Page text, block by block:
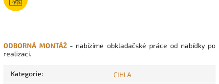
ODBORNÁ MONTÁŽ - nabízíme obkladačské práce od nabídky po
realizaci.
Kategorie: CIHLA